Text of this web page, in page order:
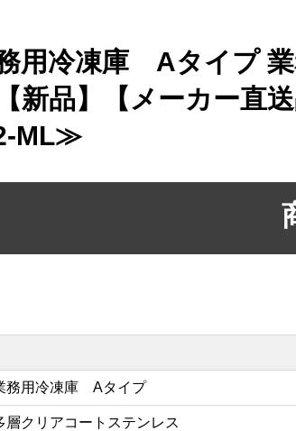
用冷凍庫 Aタイプ 業
新品】【メーカー直
ML≫
務用冷凍庫 Aタイプ
層クリアコートステンレス